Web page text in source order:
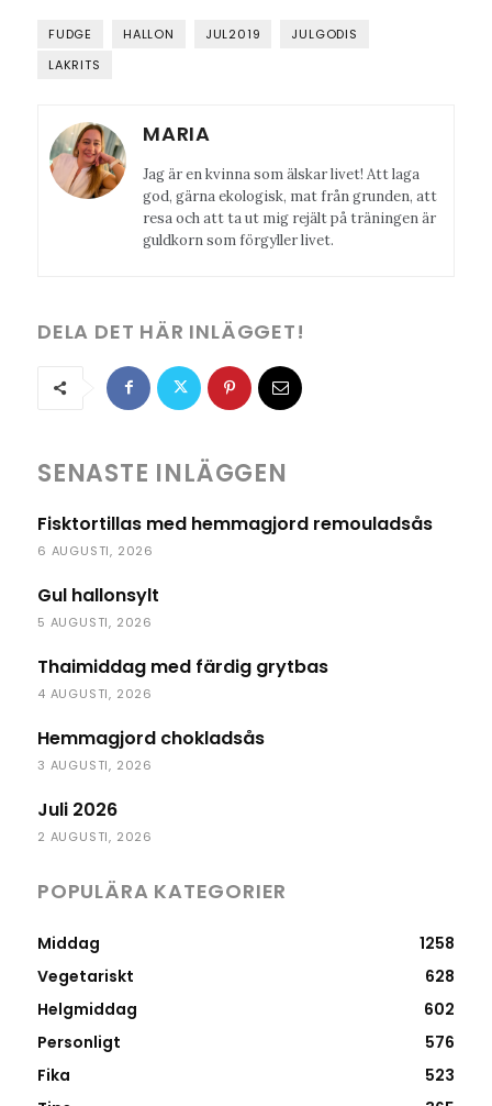
FUDGE HALLON JUL2019
JULGODIS
LAKRITS
MARIA
Jag är en kvinna som älskar livet! Att laga
god, gärna ekologisk, mat från grunden, att
resa och att ta ut mig rejält på träningen är
guldkorn som förgyller livet.
DELA DET HÄR INLÄGGET!
SENASTE INLÄGGEN
Fisktortillas med hemmagjord remouladsås
6 AUGUSTI, 2026
Gul hallonsylt
5 AUGUSTI, 2026
Thaimiddag med färdig grytbas
4 AUGUSTI, 2026
Hemmagjord chokladsås
3 AUGUSTI, 2026
Juli 2026
2 AUGUSTI, 2026
POPULÄRA KATEGORIER
Middag
1258
Vegetariskt
628
Helgmiddag
602
Personligt
576
Fika
523